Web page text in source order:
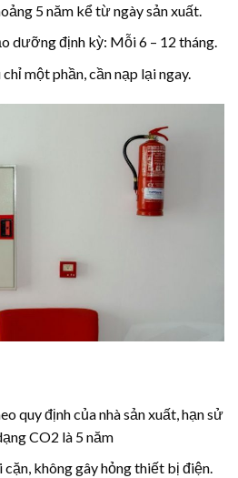
5 năm kể từ ngày sản xuất.
dưỡng định kỳ: Mỗi 6 – 12 tháng.
một phần, cần nạp lại ngay.
quy định của nhà sản xuất, hạn sử
CO2 là 5 năm
không gây hỏng thiết bị điện.